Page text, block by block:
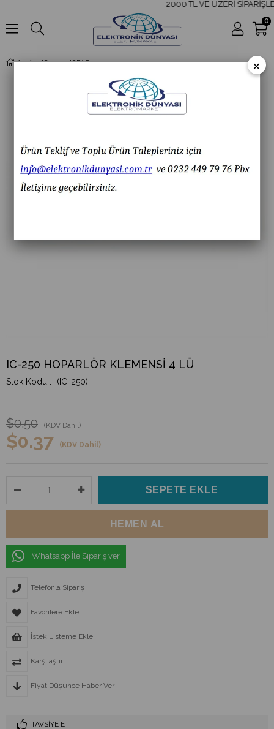
2000 TL VE ÜZERİ
0
IC-250 HOPARLÖR KLEMENSİ 4 LÜ
IC-250 HOPARLÖR KLEMENSİ 4 LÜ
(IC-250)
$0.50 (KDV Dahil)
$0.37 (KDV Dahil)
Whatsapp İle Sipariş ver
Telefonla Sipariş
Favorilere Ekle
İstek Listeme Ekle
Karşılaştır
Fiyat Düşünce Haber Ver
TAVSIYE ET
×